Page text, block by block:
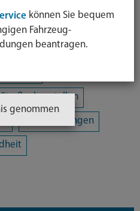
Jugendhilfeplanung
Straßenbaustellen
Veranstaltungen
können Sie bequem
Fahrzeug-
beantragen.
genommen